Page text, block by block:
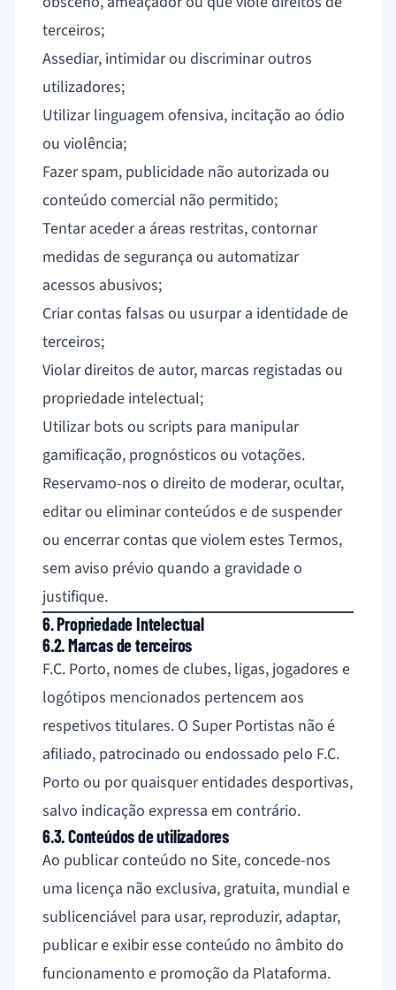
terceiros;
Assediar, intimidar ou discriminar outros
utilizadores;
Utilizar linguagem ofensiva, incitação ao ódio
ou violência;
Fazer spam, publicidade não autorizada ou
conteúdo comercial não permitido;
Tentar aceder a áreas restritas, contornar
medidas de segurança ou automatizar
acessos abusivos;
Criar contas falsas ou usurpar a identidade de
terceiros;
Violar direitos de autor, marcas registadas ou
propriedade intelectual;
Utilizar bots ou scripts para manipular
gamificação, prognósticos ou votações.
Reservamo-nos o direito de moderar, ocultar,
editar ou eliminar conteúdos e de suspender
ou encerrar contas que violem estes Termos,
sem aviso prévio quando a gravidade o
justifique.
6. Propriedade Intelectual
6.2. Marcas de terceiros
F.C. Porto, nomes de clubes, ligas, jogadores e
logótipos mencionados pertencem aos
respetivos titulares. O Super Portistas não é
afiliado, patrocinado ou endossado pelo F.C.
Porto ou por quaisquer entidades desportivas,
salvo indicação expressa em contrário.
6.3. Conteúdos de utilizadores
Ao publicar conteúdo no Site, concede-nos
uma licença não exclusiva, gratuita, mundial e
sublicenciável para usar, reproduzir, adaptar,
publicar e exibir esse conteúdo no âmbito do
funcionamento e promoção da Plataforma.